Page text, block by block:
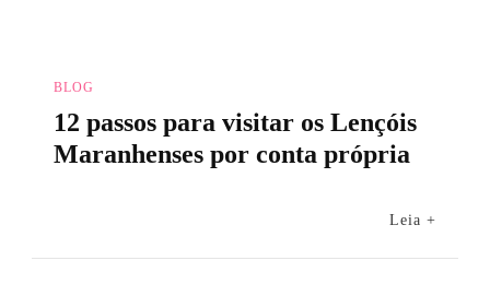
BLOG
12 passos para visitar os Lençóis
Maranhenses por conta própria
Leia +